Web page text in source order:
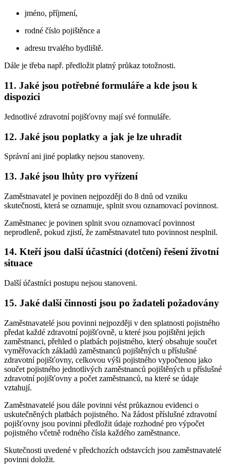
jméno, příjmení,
rodné číslo pojištěnce a
adresu trvalého bydliště.
Dále je třeba např. předložit platný průkaz totožnosti.
11. Jaké jsou potřebné formuláře a kde jsou k
dispozici
Jednotlivé zdravotní pojišťovny mají své formuláře.
12. Jaké jsou poplatky a jak je lze uhradit
Správní ani jiné poplatky nejsou stanoveny.
13. Jaké jsou lhůty pro vyřízení
Zaměstnavatel je povinen nejpozději do 8 dnů od vzniku
skutečnosti, která se oznamuje, splnit svou oznamovací povinnost.
Zaměstnanec je povinen splnit svou oznamovací povinnost
neprodleně, pokud zjistí, že zaměstnavatel tuto povinnost nesplnil.
14. Kteří jsou další účastníci (dotčení) řešení životní
situace
Další účastníci postupu nejsou stanoveni.
15. Jaké další činnosti jsou po žadateli požadovány
Zaměstnavatelé jsou povinni nejpozději v den splatnosti pojistného
předat každé zdravotní pojišťovně, u které jsou pojištěni jejich
zaměstnanci, přehled o platbách pojistného, který obsahuje součet
vyměřovacích základů zaměstnanců pojištěných u příslušné
zdravotní pojišťovny, celkovou výši pojistného vypočtenou jako
součet pojistného jednotlivých zaměstnanců pojištěných u příslušné
zdravotní pojišťovny a počet zaměstnanců, na které se údaje
vztahují.
Zaměstnavatelé jsou dále povinni vést průkaznou evidenci o
uskutečněných platbách pojistného. Na žádost příslušné zdravotní
pojišťovny jsou povinni předložit údaje rozhodné pro výpočet
pojistného včetně rodného čísla každého zaměstnance.
Skutečnosti uvedené v předchozích odstavcích jsou zaměstnavatelé
povinni doložit.